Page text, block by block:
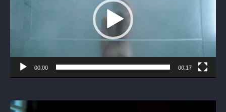
00:00 00:17
Видеоплеер